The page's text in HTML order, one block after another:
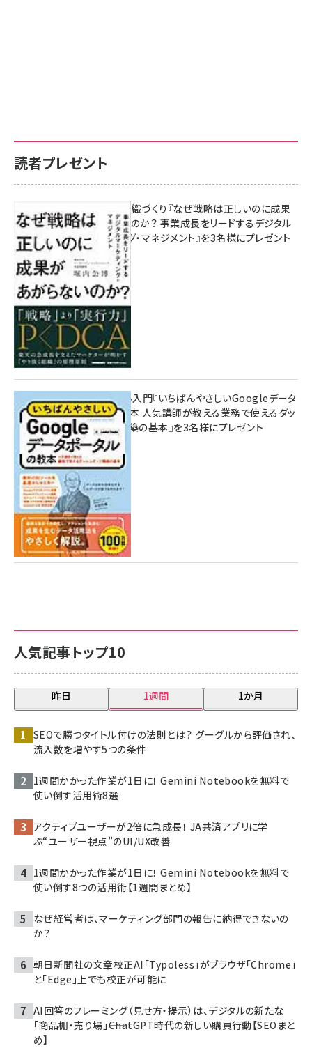
人気記事トップ10
昨日 1週間 1か月
SEOで勝つタイトル付けの法則とは？ グーグルから評価され、
流入数を増やす5つの条件
1週間かかった作業が1日に！ Gemini Notebookを無料で
使い倒す活用術8選
アクティブユーザーが2倍に急成長！ JA共済アプリに学
ぶ“ユーザー視点”のUI/UX改善
1週間かかった作業が1日に！ Gemini Notebookを無料で
使い倒す8つの活用術【1週間まとめ】
なぜ経営者は、マーケティング部門の報告に納得できないの
か？
朝日新聞社の文章校正AI「Typoless」がブラウザ「Chrome」
と「Edge」上でも校正が可能に
AI回答のフレーミング（見せ方・提示）は、デジタルの新たな
「商品棚・売り場」――ChatGPT時代の新しい購買行動【SEOまと
め】
読者プレゼント
成果を生む組織づくり『なぜ戦略は正しいのに成果
があがらないのか？ 事業成長をリードするデジタル
マーケティング・マネジメント』を3名様にプレゼント
8月7日 10:00
無料BIツール入門『いちばんやさしいGoogleデータ
ポータルの教本 人気講師が教える業務で使えるダッ
シュボード構築の基本』を3名様にプレゼント
7月31日 10:00